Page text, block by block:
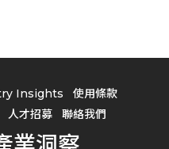
Insights
使用條款
人才招募 聯絡我們